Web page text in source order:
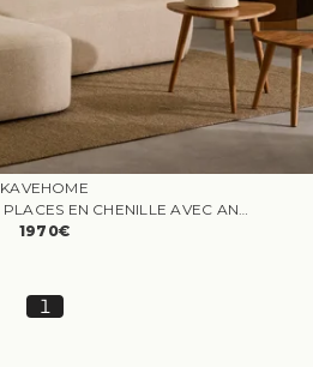
KAVEHOME
1970€
1